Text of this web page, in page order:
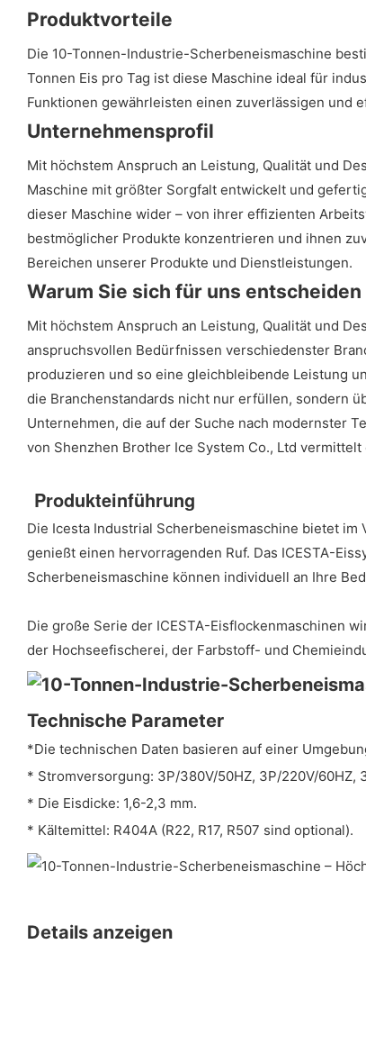
Produktvorteile
Die 10-Tonnen-Industrie-Scherbeneismaschine
Tonnen Eis pro Tag ist diese Maschine ideal für
Funktionen gewährleisten einen zuverlässigen und
Unternehmensprofil
Mit höchstem Anspruch an Leistung, Qualität und
Maschine mit größter Sorgfalt entwickelt und
dieser Maschine wider – von ihrer effizienten
bestmöglicher Produkte konzentrieren und ihnen
Bereichen unserer Produkte und Dienstleistungen.
Warum Sie sich für uns
Mit höchstem Anspruch an Leistung, Qualität und
anspruchsvollen Bedürfnissen verschiedenster
produzieren und so eine gleichbleibende Leistung
die Branchenstandards nicht nur erfüllen, sondern
Unternehmen, die auf der Suche nach modernster
von Shenzhen Brother Ice System Co., Ltd
Produkteinführung
Die Icesta Industrial Scherbeneismaschine bietet
genießt einen hervorragenden Ruf. Das ICESTA-
Scherbeneismaschine können individuell an Ihre
Die große Serie der ICESTA-Eisflockenmaschinen
der Hochseefischerei, der Farbstoff- und
Technische Parameter
*Die technischen Daten basieren auf einer
* Stromversorgung: 3P/380V/50HZ, 3P/220V/60HZ,
* Die Eisdicke: 1,6-2,3 mm.
* Kältemittel: R404A (R22, R17, R507 sind optional).
Details anzeigen